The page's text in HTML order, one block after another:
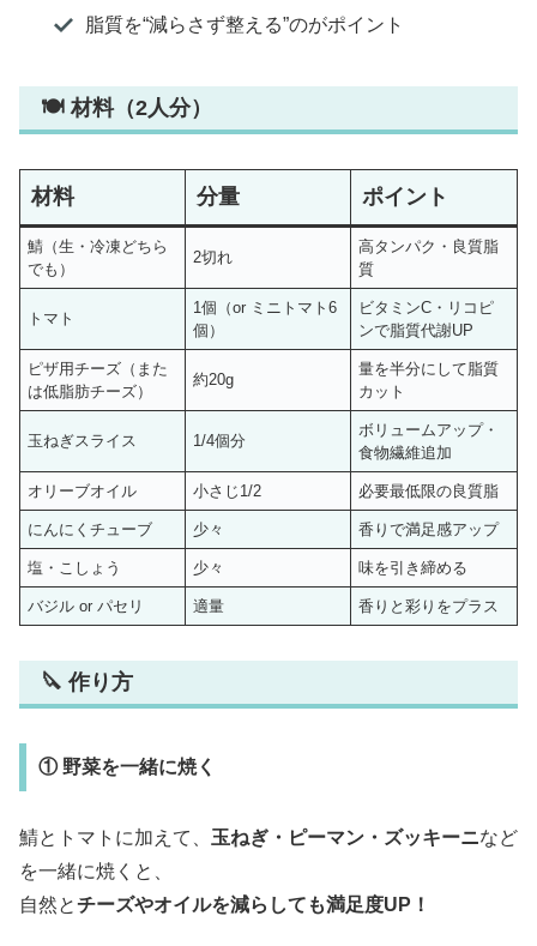
脂質を“減らさず整える”のがポイント
🍽 材料（2人分）
材料 分量 ポイント
鯖（生・冷凍どちら
でも）
2切れ
高タンパク・良質脂
質
トマト
1個（or ミニトマト6
個）
ビタミンC・リコピ
ンで脂質代謝UP
ピザ用チーズ（また
は低脂肪チーズ）
約20g
量を半分にして脂質
カット
玉ねぎスライス 1/4個分
ボリュームアップ・
食物繊維追加
オリーブオイル 小さじ1/2 必要最低限の良質脂
にんにくチューブ 少々 香りで満足感アップ
塩・こしょう 少々 味を引き締める
バジル or パセリ 適量 香りと彩りをプラス
🔪 作り方
① 野菜を一緒に焼く
鯖とトマトに加えて、 玉ねぎ・ピーマン・ズッキーニなど
を一緒に焼くと、
自然とチーズやオイルを減らしても満足度UP！